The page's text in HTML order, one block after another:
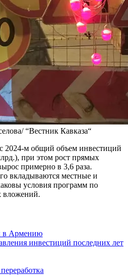
“Вестник Кавказа“
2024-м общий объем инвестиций
при этом рост прямых
примерно в 3,6 раза.
вкладываются местные и
условия программ по
вложений.
в Армению
инвестиций последних лет